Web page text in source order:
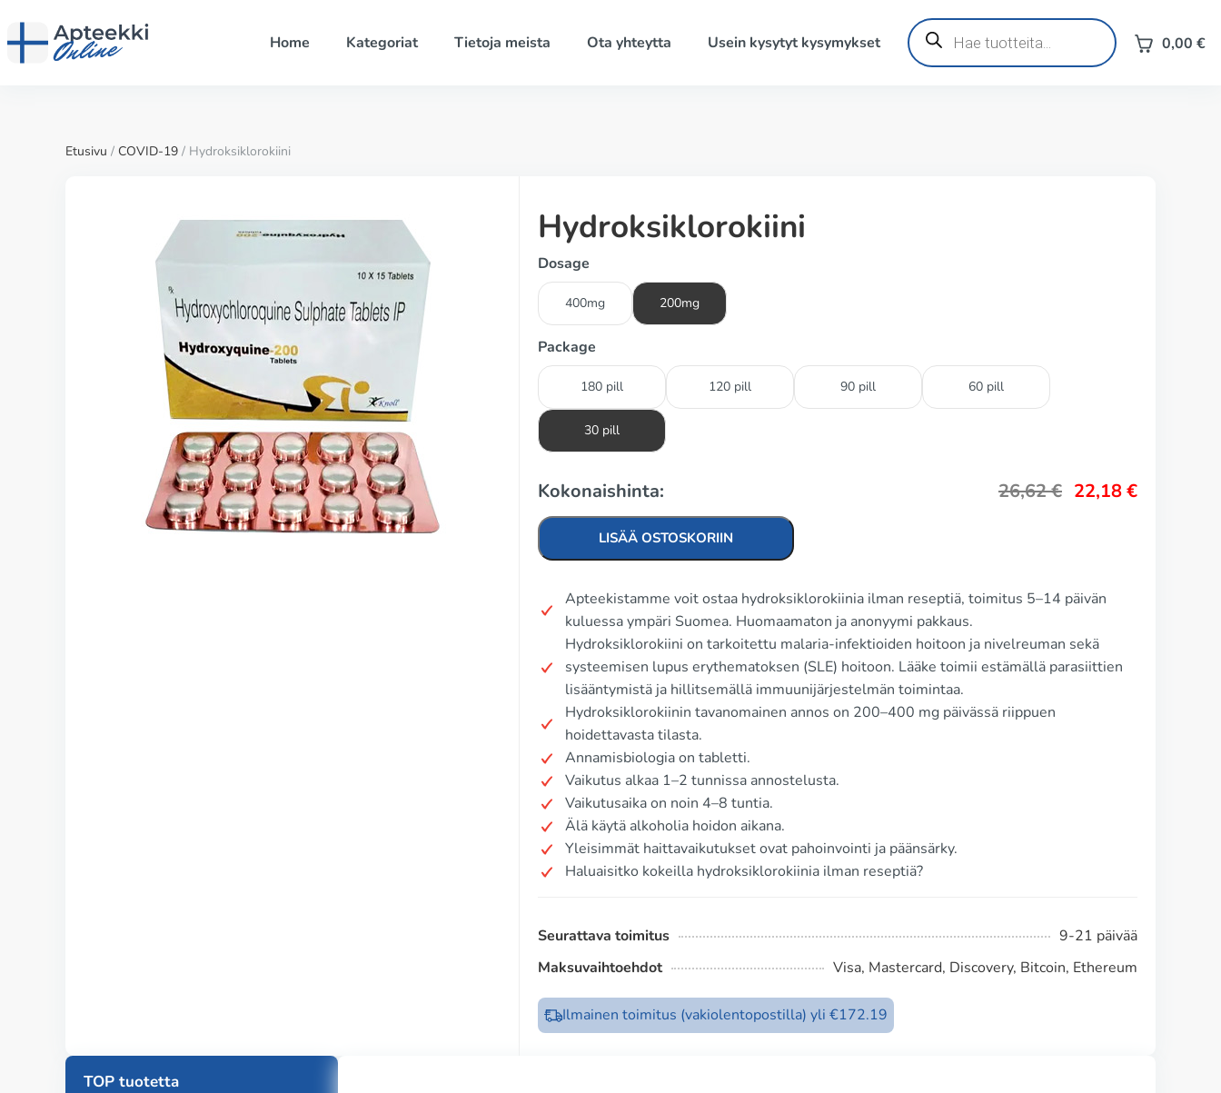
Home Kategoriat Tietoja meista Ota yhteytta Usein kysytyt kysymykset
Products
search 0,00 €
Etusivu / COVID-19 / Hydroksiklorokiini
Hydroksiklorokiini
Dosage
400mg 200mg
Package
180 pill 120 pill 90 pill 60 pill
30 pill
Kokonaishinta: 26,62€ 22,18€
LISÄÄ OSTOSKORIIN
Apteekistamme voit ostaa hydroksiklorokiinia ilman reseptiä, toimitus 5–14 päivän
kuluessa ympäri Suomea. Huomaamaton ja anonyymi pakkaus.
Hydroksiklorokiini on tarkoitettu malaria-infektioiden hoitoon ja nivelreuman sekä
systeemisen lupus erythematoksen (SLE) hoitoon. Lääke toimii estämällä parasiittien
lisääntymistä ja hillitsemällä immuunijärjestelmän toimintaa.
Hydroksiklorokiinin tavanomainen annos on 200–400 mg päivässä riippuen
hoidettavasta tilasta.
Annamisbiologia on tabletti.
Vaikutus alkaa 1–2 tunnissa annostelusta.
Vaikutusaika on noin 4–8 tuntia.
Älä käytä alkoholia hoidon aikana.
Yleisimmät haittavaikutukset ovat pahoinvointi ja päänsärky.
Haluaisitko kokeilla hydroksiklorokiinia ilman reseptiä?
Seurattava toimitus
9-21 päivää
Maksuvaihtoehdot
Visa, Mastercard, Discovery, Bitcoin, Ethereum
Ilmainen toimitus (vakiolentopostilla) yli €172.19
TOP tuotetta